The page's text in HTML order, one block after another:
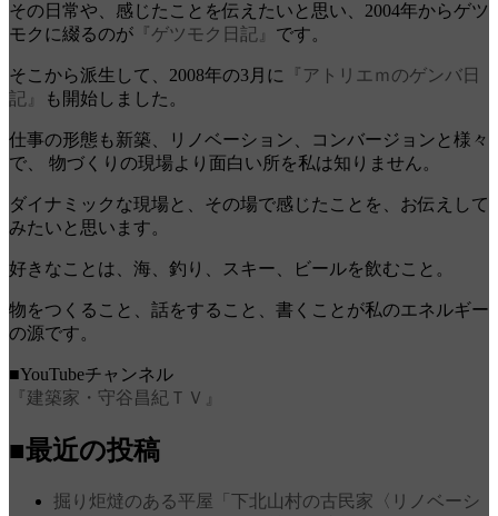
その日常や、感じたことを伝えたいと思い、2004年からゲツ
モクに綴るのが 『ゲツモク日記』 です。
そこから派生して、2008年の3月に
『アトリエｍのゲンバ日
記』
も開始しました。
仕事の形態も新築、リノベーション、コンバージョンと様々
で、 物づくりの現場より面白い所を私は知りません。
ダイナミックな現場と、その場で感じたことを、お伝えして
みたいと思います。
好きなことは、海、釣り、スキー、ビールを飲むこと。
物をつくること、話をすること、書くことが私のエネルギー
の源です。
■YouTubeチャンネル
『建築家・守谷昌紀ＴＶ』
■最近の投稿
掘り炬燵のある平屋「下北山村の古民家〈リノベーシ